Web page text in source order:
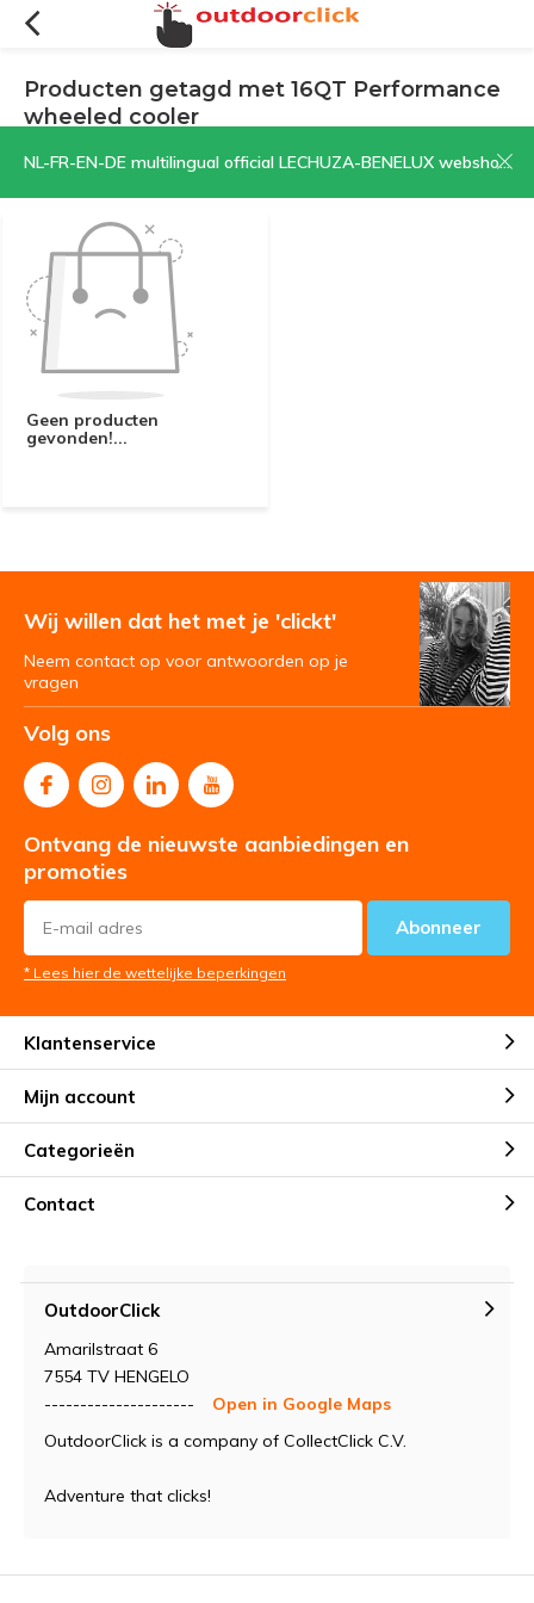
NL-FR-EN-DE multilingual official LECHUZA-BENELUX webshop | CLICK HERE NOW!
Producten getagd met 16QT Performance
wheeled cooler
Filters Sorteren op:
Geen producten
gevonden!...
Wij willen dat het met je 'clickt'
Neem contact op voor antwoorden op je
vragen
Volg ons
Ontvang de nieuwste aanbiedingen en
promoties
Abonneer
* Lees hier de wettelijke beperkingen
Klantenservice
Mijn account
Categorieën
Contact
OutdoorClick
Amarilstraat 6
7554 TV HENGELO
---------------------
Open in Google Maps
OutdoorClick is a company of CollectClick C.V.
Adventure that clicks!